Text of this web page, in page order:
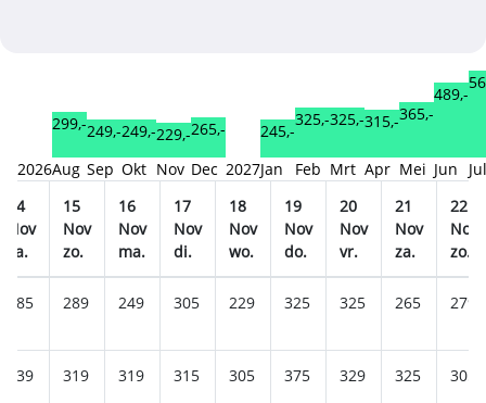
2026
299,-
Aug
249,-
Sep
249,-
Okt
229,-
Nov
265,-
Dec 2027
245,-
Jan
325,-
Feb
325,-
Mrt
315,-
Apr
365,-
Mei
489,-
Jun
Jul
14
Nov
za.
15
Nov
zo.
16
Nov
ma.
17
Nov
di.
18
Nov
wo.
19
Nov
do.
20
Nov
vr.
21
Nov
za.
22
Nov
zo.
285 289 249 305 229 325 325 265 279
339 319 319 315 305 375 329 325 305